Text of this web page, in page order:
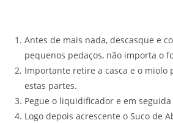
Antes de mais nada, descasque e
pequenos pedaços, não importa o
Importante retire a casca e o miolo
estas partes.
Pegue o liquidificador e em
Logo depois acrescente o Suco de